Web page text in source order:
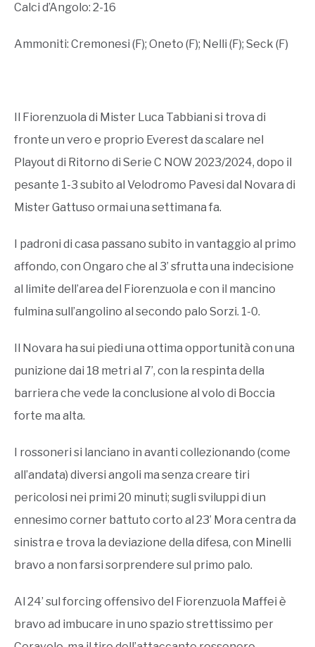
Calci d’Angolo: 2-16
Ammoniti: Cremonesi (F); Oneto (F); Nelli (F); Seck (F)
Il Fiorenzuola di Mister Luca Tabbiani si trova di
fronte un vero e proprio Everest da scalare nel
Playout di Ritorno di Serie C NOW 2023/2024, dopo il
pesante 1-3 subito al Velodromo Pavesi dal Novara di
Mister Gattuso ormai una settimana fa.
I padroni di casa passano subito in vantaggio al primo
affondo, con Ongaro che al 3’ sfrutta una indecisione
al limite dell’area del Fiorenzuola e con il mancino
fulmina sull’angolino al secondo palo Sorzi. 1-0.
Il Novara ha sui piedi una ottima opportunità con una
punizione dai 18 metri al 7’, con la respinta della
barriera che vede la conclusione al volo di Boccia
forte ma alta.
I rossoneri si lanciano in avanti collezionando (come
all’andata) diversi angoli ma senza creare tiri
pericolosi nei primi 20 minuti; sugli sviluppi di un
ennesimo corner battuto corto al 23’ Mora centra da
sinistra e trova la deviazione della difesa, con Minelli
bravo a non farsi sorprendere sul primo palo.
Al 24’ sul forcing offensivo del Fiorenzuola Maffei è
bravo ad imbucare in uno spazio strettissimo per